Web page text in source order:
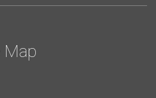
Map